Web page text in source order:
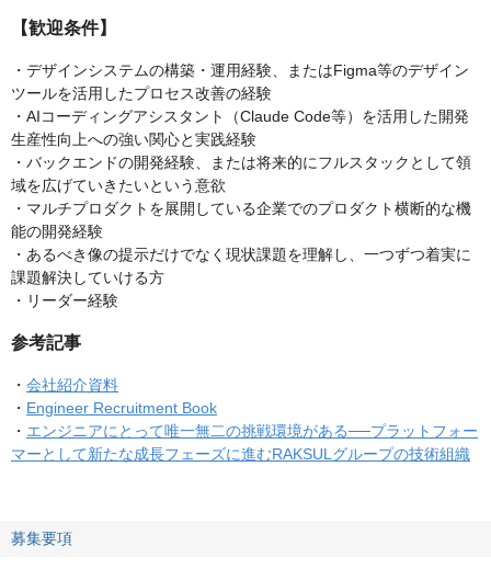
【歓迎条件】
・デザインシステムの構築・運用経験、またはFigma等のデザイン
ツールを活用したプロセス改善の経験
・AIコーディングアシスタント（Claude Code等）を活用した開発
生産性向上への強い関心と実践経験
・バックエンドの開発経験、または将来的にフルスタックとして領
域を広げていきたいという意欲
・マルチプロダクトを展開している企業でのプロダクト横断的な機
能の開発経験
・あるべき像の提示だけでなく現状課題を理解し、一つずつ着実に
課題解決していける方
・リーダー経験
参考記事
・ 会社紹介資料
・ Engineer Recruitment Book
・ エンジニアにとって唯一無二の挑戦環境がある──プラットフォー
マーとして新たな成長フェーズに進むRAKSULグループの技術組織
募集要項